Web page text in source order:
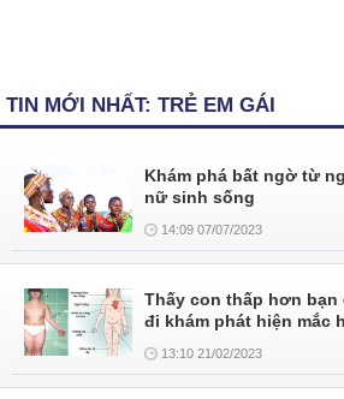
TIN MỚI NHẤT: TRẺ EM GÁI
Khám phá bất ngờ từ
nữ sinh sống
14:09 07/07/2023
Thấy con thấp hơn
đi khám phát hiện mắc
13:10 21/02/2023